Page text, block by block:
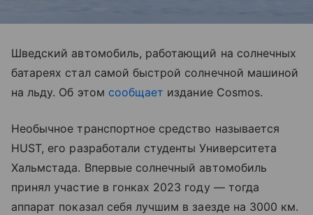
Шведский автомобиль, работающий на солнечных
батареях стал самой быстрой солнечной машиной
на льду. Об этом сообщает издание Cosmos.
Необычное транспортное средство называется
HUST, его разработали студенты Университета
Хальмстада. Впервые солнечный автомобиль
принял участие в гонках 2023 году — тогда
аппарат показал себя лучшим в заезде на 3000 км.